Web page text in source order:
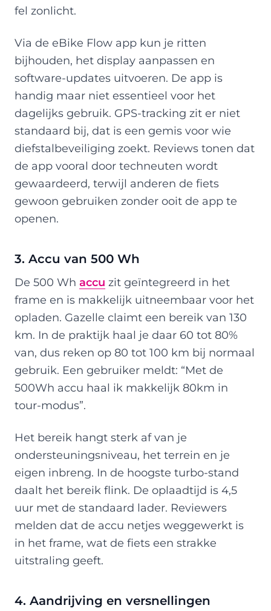
fel zonlicht.
Via de eBike Flow app kun je ritten
bijhouden, het display aanpassen en
software-updates uitvoeren. De app is
handig maar niet essentieel voor het
dagelijks gebruik. GPS-tracking zit er niet
standaard bij, dat is een gemis voor wie
diefstalbeveiliging zoekt. Reviews tonen dat
de app vooral door techneuten wordt
gewaardeerd, terwijl anderen de fiets
gewoon gebruiken zonder ooit de app te
openen.
3. Accu van 500 Wh
De 500 Wh accu zit geïntegreerd in het
frame en is makkelijk uitneembaar voor het
opladen. Gazelle claimt een bereik van 130
km. In de praktijk haal je daar 60 tot 80%
van, dus reken op 80 tot 100 km bij normaal
gebruik. Een gebruiker meldt: “Met de
500Wh accu haal ik makkelijk 80km in
tour-modus”.
Het bereik hangt sterk af van je
ondersteuningsniveau, het terrein en je
eigen inbreng. In de hoogste turbo-stand
daalt het bereik flink. De oplaadtijd is 4,5
uur met de standaard lader. Reviewers
melden dat de accu netjes weggewerkt is
in het frame, wat de fiets een strakke
uitstraling geeft.
4. Aandrijving en versnellingen